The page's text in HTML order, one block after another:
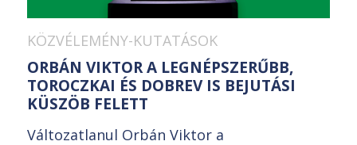
KÖZVÉLEMÉNY-KUTATÁSOK
ORBÁN VIKTOR A LEGNÉPSZERŰBB,
TOROCZKAI ÉS DOBREV IS BEJUTÁSI
KÜSZÖB FELETT
Változatlanul Orbán Viktor a